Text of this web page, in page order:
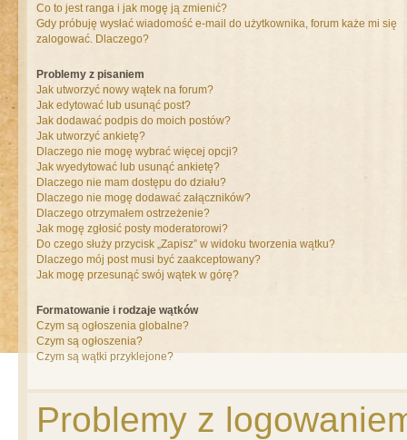
Co to jest ranga i jak mogę ją zmienić?
Gdy próbuję wysłać wiadomość e-mail do użytkownika, forum każe mi się
zalogować. Dlaczego?
Problemy z pisaniem
Jak utworzyć nowy wątek na forum?
Jak edytować lub usunąć post?
Jak dodawać podpis do moich postów?
Jak utworzyć ankietę?
Dlaczego nie mogę wybrać więcej opcji?
Jak wyedytować lub usunąć ankietę?
Dlaczego nie mam dostępu do działu?
Dlaczego nie mogę dodawać załączników?
Dlaczego otrzymałem ostrzeżenie?
Jak mogę zgłosić posty moderatorowi?
Do czego służy przycisk „Zapisz” w widoku tworzenia wątku?
Dlaczego mój post musi być zaakceptowany?
Jak mogę przesunąć swój wątek w górę?
Formatowanie i rodzaje wątków
Czym są ogłoszenia globalne?
Czym są ogłoszenia?
Czym są wątki przyklejone?
Problemy z